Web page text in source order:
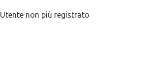
Utente non più registrato